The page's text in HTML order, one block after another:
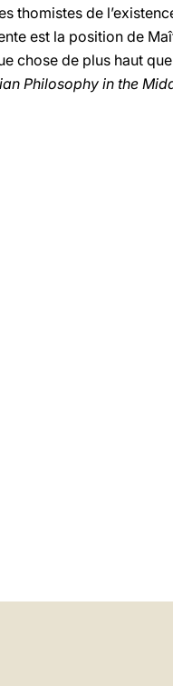
thomistes de
est la position de
chose de plus haut
Philosophy in the